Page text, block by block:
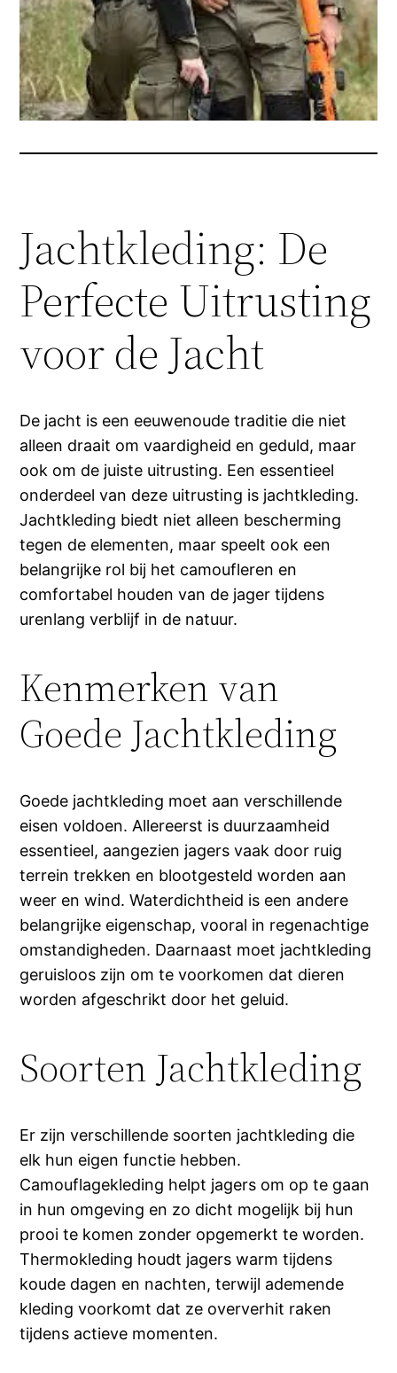
Jachtkleding: De
Perfecte Uitrusting
voor de Jacht
De jacht is een eeuwenoude traditie die niet
alleen draait om vaardigheid en geduld, maar
ook om de juiste uitrusting. Een essentieel
onderdeel van deze uitrusting is jachtkleding.
Jachtkleding biedt niet alleen bescherming
tegen de elementen, maar speelt ook een
belangrijke rol bij het camoufleren en
comfortabel houden van de jager tijdens
urenlang verblijf in de natuur.
Kenmerken van
Goede Jachtkleding
Goede jachtkleding moet aan verschillende
eisen voldoen. Allereerst is duurzaamheid
essentieel, aangezien jagers vaak door ruig
terrein trekken en blootgesteld worden aan
weer en wind. Waterdichtheid is een andere
belangrijke eigenschap, vooral in regenachtige
omstandigheden. Daarnaast moet jachtkleding
geruisloos zijn om te voorkomen dat dieren
worden afgeschrikt door het geluid.
Soorten Jachtkleding
Er zijn verschillende soorten jachtkleding die
elk hun eigen functie hebben.
Camouflagekleding helpt jagers om op te gaan
in hun omgeving en zo dicht mogelijk bij hun
prooi te komen zonder opgemerkt te worden.
Thermokleding houdt jagers warm tijdens
koude dagen en nachten, terwijl ademende
kleding voorkomt dat ze oververhit raken
tijdens actieve momenten.